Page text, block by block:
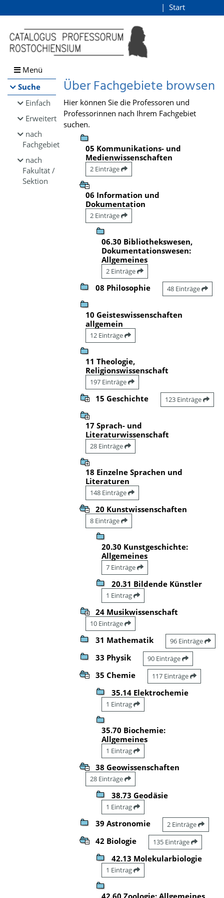
Browsen
direkt zum Inhalt
Start
Menü
Suche
Einfach
Erweitert
nach
Fachgebiet
nach
Fakultät /
Sektion
Über Fachgebiete browsen
Hier können Sie die Professoren und
Professorinnen nach Ihrem Fachgebiet
suchen.
05 Kommunikations- und
Medienwissenschaften
2 Einträge
06 Information und
Dokumentation
2 Einträge
06.30 Bibliothekswesen,
Dokumentationswesen:
Allgemeines
2 Einträge
08 Philosophie 48 Einträge
10 Geisteswissenschaften
allgemein
12 Einträge
11 Theologie,
Religionswissenschaft
197 Einträge
15 Geschichte 123 Einträge
17 Sprach- und
Literaturwissenschaft
28 Einträge
18 Einzelne Sprachen und
Literaturen
148 Einträge
20 Kunstwissenschaften
8 Einträge
20.30 Kunstgeschichte:
Allgemeines
7 Einträge
20.31 Bildende Künstler
1 Eintrag
24 Musikwissenschaft
10 Einträge
31 Mathematik 96 Einträge
33 Physik 90 Einträge
35 Chemie 117 Einträge
35.14 Elektrochemie
1 Eintrag
35.70 Biochemie:
Allgemeines
1 Eintrag
38 Geowissenschaften
28 Einträge
38.73 Geodäsie
1 Eintrag
39 Astronomie 2 Einträge
42 Biologie 135 Einträge
42.13 Molekularbiologie
1 Eintrag
42.60 Zoologie: Allgemeines